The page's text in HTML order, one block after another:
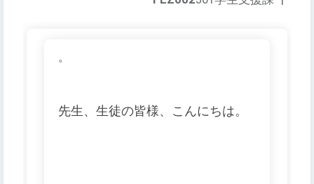
。
先生、生徒の皆様、こんにちは。